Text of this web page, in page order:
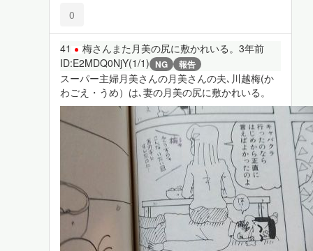
0
41 梅さんまた月美の尻に敷かれいる。 3年前
ID:E2MDQ0NjY(1/1) NG 報告
スーパー主婦月美さんの月美さんの夫､川越梅(か
わごえ・うめ）は､妻の月美の尻に敷かれいる。